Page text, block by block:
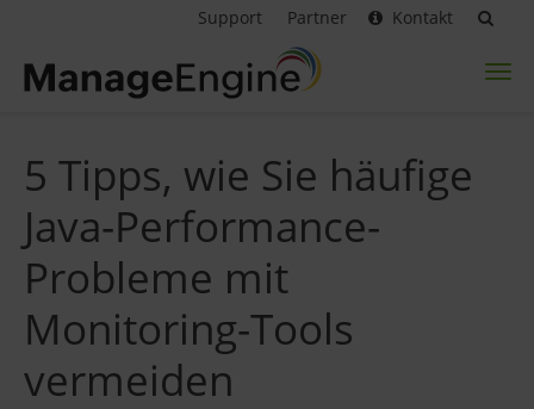
Support Partner Kontakt
5 Tipps, wie Sie häufige
Java-Performance-
Probleme mit
Monitoring-Tools
vermeiden